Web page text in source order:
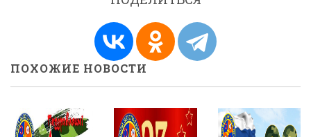
ПОХОЖИЕ НОВОСТИ